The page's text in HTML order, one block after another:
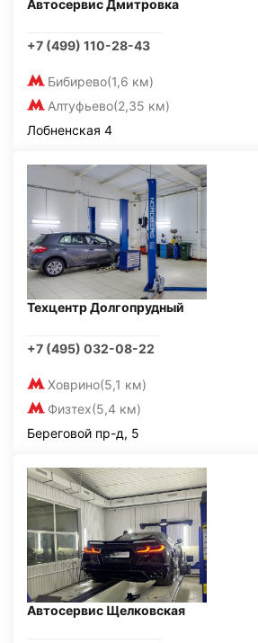
Автосервис Дмитровка
+7 (499) 110-28-43
Бибирево(1,6 км)
Алтуфьево(2,35 км)
Лобненская 4
Техцентр Долгопрудный
+7 (495) 032-08-22
Ховрино(5,1 км)
Физтех(5,4 км)
Береговой пр-д, 5
Автосервис Щелковская